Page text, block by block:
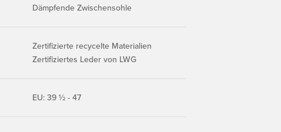
Dämpfende Zwischensohle
Zertifizierte recycelte Materialien
Zertifiziertes Leder von LWG
EU: 39 ½ - 47